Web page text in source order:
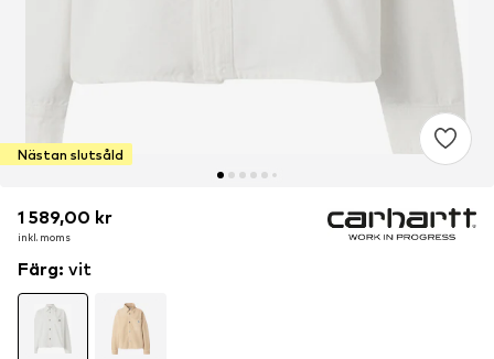
Nästan slutsåld
1 589,00 kr
inkl. moms
1 589,00 kr
inkl. moms
Färg: vit